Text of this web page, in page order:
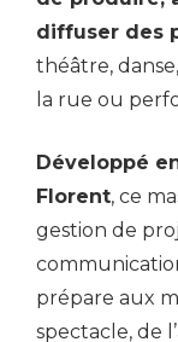
diffuser des
théâtre,
la rue ou
Développé
Florent, ce
gestion de
prépare aux
spectacle, de